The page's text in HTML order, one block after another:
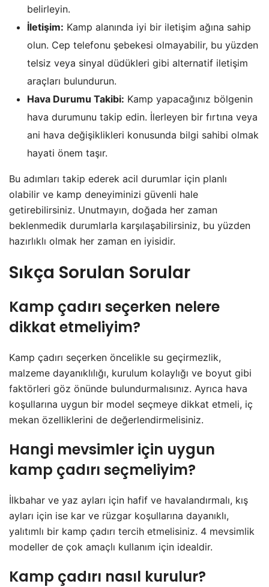
belirleyin.
İletişim: Kamp alanında iyi bir iletişim ağına sahip
olun. Cep telefonu şebekesi olmayabilir, bu yüzden
telsiz veya sinyal düdükleri gibi alternatif iletişim
araçları bulundurun.
Hava Durumu Takibi: Kamp yapacağınız bölgenin
hava durumunu takip edin. İlerleyen bir fırtına veya
ani hava değişiklikleri konusunda bilgi sahibi olmak
hayati önem taşır.
Bu adımları takip ederek acil durumlar için planlı
olabilir ve kamp deneyiminizi güvenli hale
getirebilirsiniz. Unutmayın, doğada her zaman
beklenmedik durumlarla karşılaşabilirsiniz, bu yüzden
hazırlıklı olmak her zaman en iyisidir.
Sıkça Sorulan Sorular
Kamp çadırı seçerken nelere
dikkat etmeliyim?
Kamp çadırı seçerken öncelikle su geçirmezlik,
malzeme dayanıklılığı, kurulum kolaylığı ve boyut gibi
faktörleri göz önünde bulundurmalısınız. Ayrıca hava
koşullarına uygun bir model seçmeye dikkat etmeli, iç
mekan özelliklerini de değerlendirmelisiniz.
Hangi mevsimler için uygun
kamp çadırı seçmeliyim?
İlkbahar ve yaz ayları için hafif ve havalandırmalı, kış
ayları için ise kar ve rüzgar koşullarına dayanıklı,
yalıtımlı bir kamp çadırı tercih etmelisiniz. 4 mevsimlik
modeller de çok amaçlı kullanım için idealdir.
Kamp çadırı nasıl kurulur?